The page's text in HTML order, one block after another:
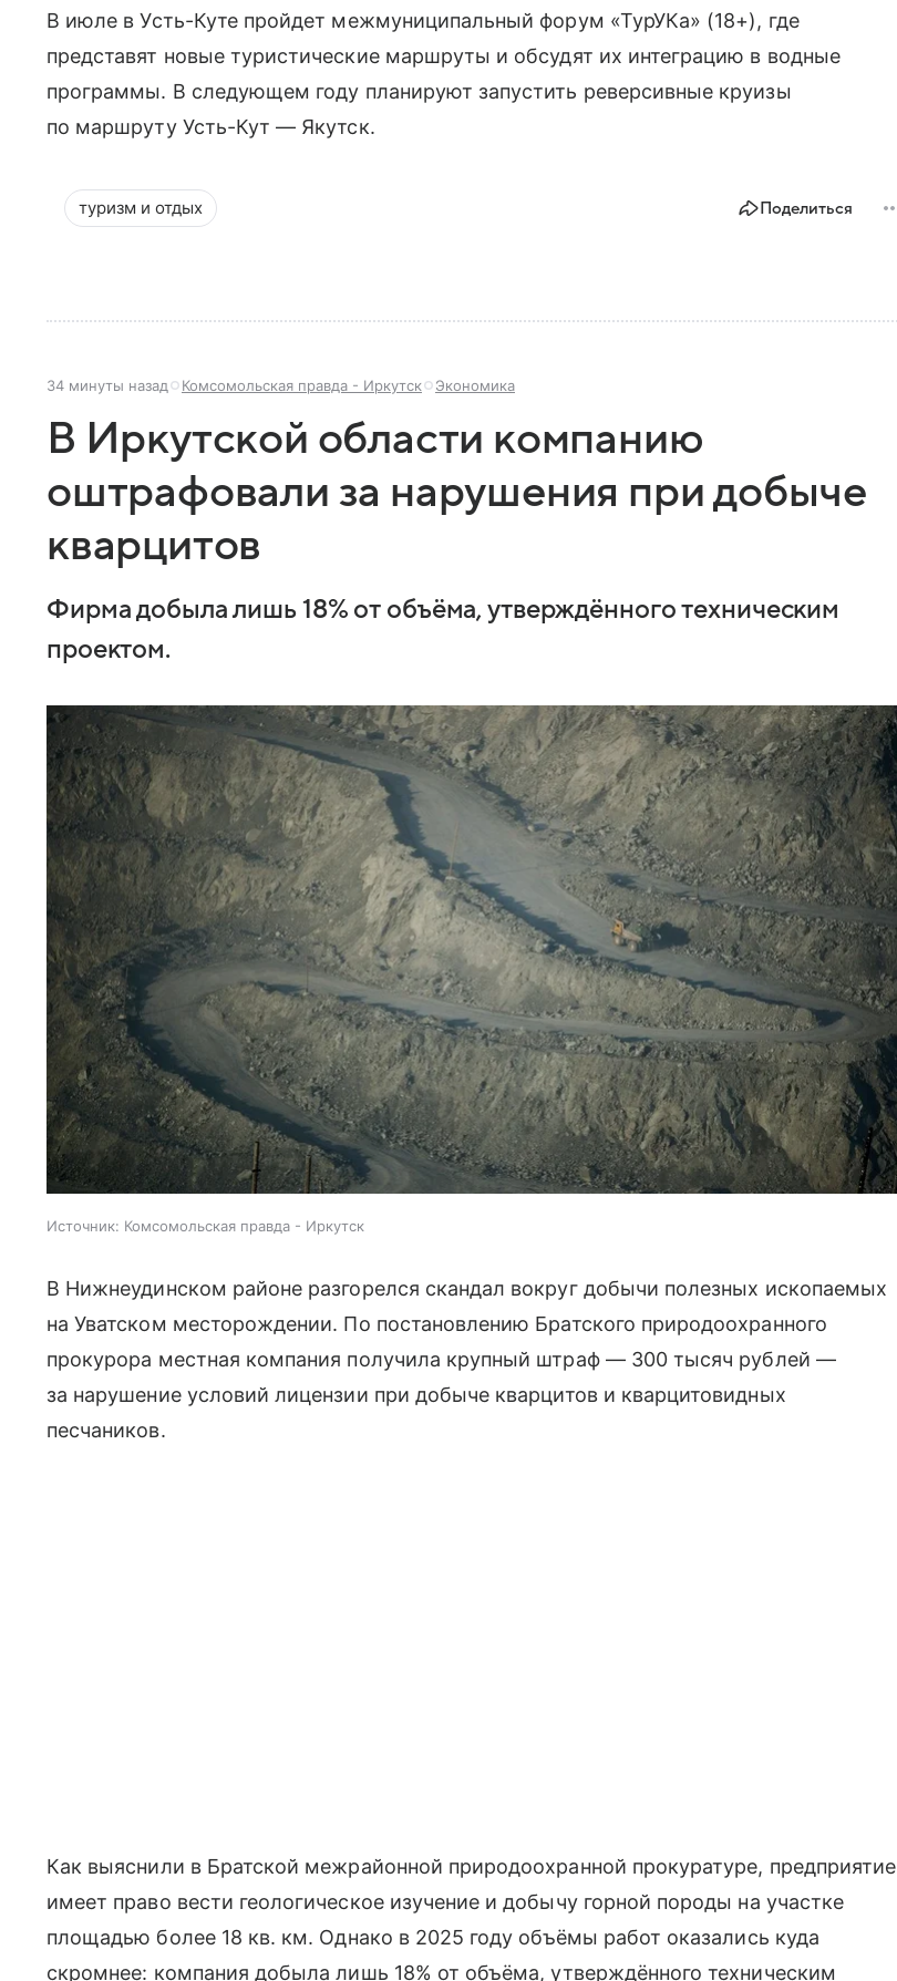
В июле в Усть-Куте пройдет межмуниципальный форум «ТурУКа» (18+), где
представят новые туристические маршруты и обсудят их интеграцию в водные
программы. В следующем году планируют запустить реверсивные круизы
по маршруту Усть-Кут — Якутск.
туризм и отдых Поделиться
34 минуты назад Комсомольская правда - Иркутск Экономика
В Иркутской области компанию
оштрафовали за нарушения при добыче
кварцитов
Фирма добыла лишь 18% от объёма, утверждённого техническим
проектом.
Источник: Комсомольская правда - Иркутск
В Нижнеудинском районе разгорелся скандал вокруг добычи полезных ископаемых
на Уватском месторождении. По постановлению Братского природоохранного
прокурора местная компания получила крупный штраф — 300 тысяч рублей —
за нарушение условий лицензии при добыче кварцитов и кварцитовидных
песчаников.
Как выяснили в Братской межрайонной природоохранной прокуратуре, предприятие
имеет право вести геологическое изучение и добычу горной породы на участке
площадью более 18 кв. км. Однако в 2025 году объёмы работ оказались куда
скромнее: компания добыла лишь 18% от объёма, утверждённого техническим